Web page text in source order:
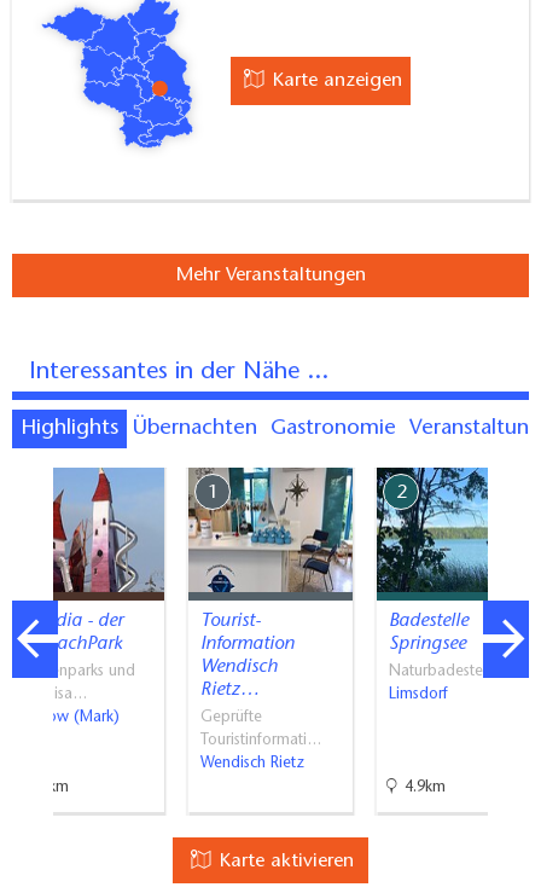
Karte anzeigen
Mehr Veranstaltungen
Interessantes in der Nähe ...
Highlights Übernachten Gastronomie
Irrlandia - der
MitMachPark
Themenparks und
Erlebnisa…
Storkow (Mark)
9.4km
1
Tourist-
Information
Wendisch
Rietz…
Geprüfte
Touristinformati…
Wendisch Rietz
2
Badestelle
Springsee
Naturbadestellen
Limsdorf
4.9km
Karte aktivieren